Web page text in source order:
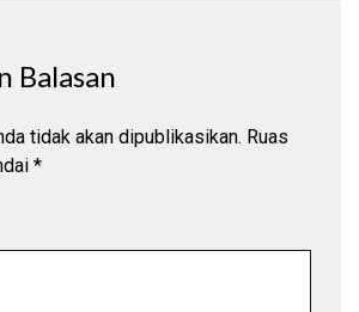
Balasan
tidak akan dipublikasikan. Ruas
*